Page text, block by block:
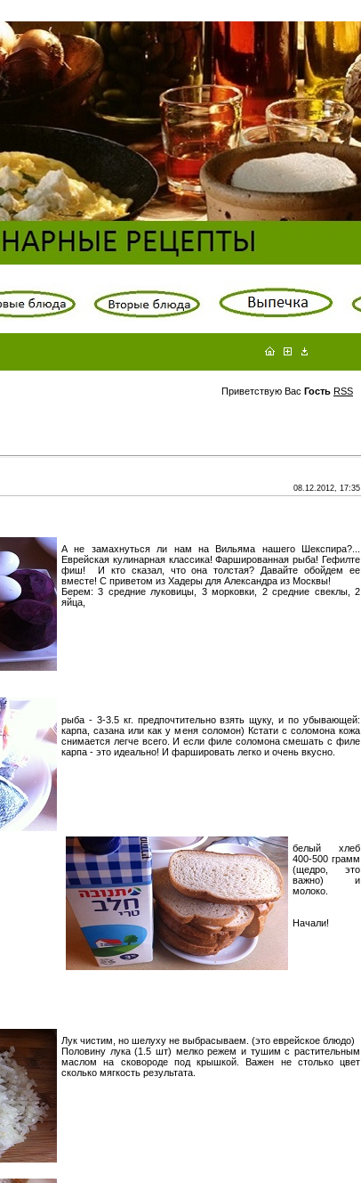
Приветствую Вас Гость RSS
08.12.2012, 17:35
А не замахнуться ли нам на Вильяма нашего Шекспира?...
Еврейская кулинарная классика! Фаршированная рыба! Гефилте
фиш! И кто сказал, что она толстая? Давайте обойдем ее
вместе! С приветом из Хадеры для Александра из Москвы!
Берем: 3 средние луковицы, 3 морковки, 2 средние свеклы, 2
яйца,
рыба - 3-3.5 кг. предпочтительно взять щуку, и по убывающей:
карпа, сазана или как у меня соломон) Кстати с соломона кожа
снимается легче всего. И если филе соломона смешать с филе
карпа - это идеально! И фаршировать легко и очень вкусно.
белый хлеб
400-500 грамм
(щедро, это
важно) и
молоко.
Начали!
Лук чистим, но шелуху не выбрасываем. (это еврейское блюдо)
Половину лука (1.5 шт) мелко режем и тушим с растительным
маслом на сковороде под крышкой. Важен не столько цвет
сколько мягкость результата.